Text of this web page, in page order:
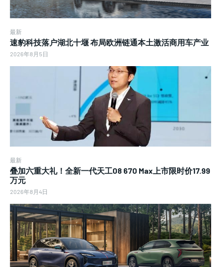
最新
速豹科技落户湖北十堰 布局欧洲链通本土激活商用车产业
2026年8月5日
最新
叠加六重大礼！全新一代天工08 670 Max上市限时价17.99
万元
2026年8月4日